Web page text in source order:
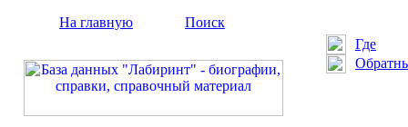
На главную
Поиск
Где